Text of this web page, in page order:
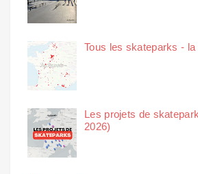
Tous les skateparks -
Les projets de
2026)